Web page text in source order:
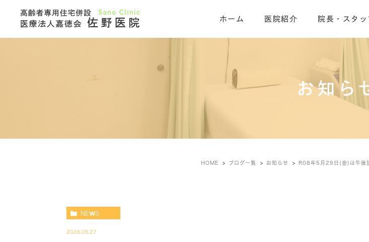
ホーム 医院紹介 院長・スタッ
お知ら
HOME ブログ一覧 お知らせ R08年5月29日(金)は午後
NEWS
2026.05.27